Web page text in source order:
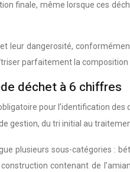
finale, même lorsque ces
dangerosité,
parfaitement la
déchet à 6 chiffres
pour l’identification
gestion, du tri initial au
plusieurs sous-catégories :
contenant de